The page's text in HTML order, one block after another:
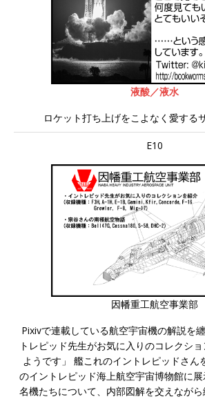
液酸／液水
ロケット打ち上げをこよなく愛する
E10
因幡重工航空事業部
Pixivで連載している航空宇宙機の解説を
トレピッド先生がお気に入りのコレクシ
ようです」 艦これのイントレピッドさん
のイントレピッド海上航空宇宙博物館に
名機たちについて、内部図解を交えなが